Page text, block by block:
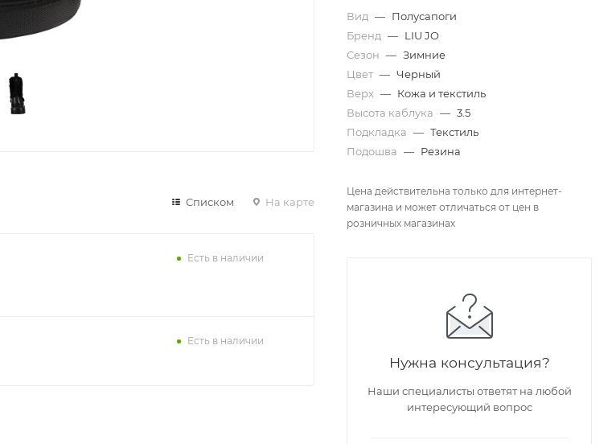
Списком На карте
Есть в наличии
Есть в наличии
Вид — Полусапоги
Бренд — LIU JO
Сезон — Зимние
Цвет — Черный
Верх — Кожа и текстиль
Высота каблука — 3.5
Подкладка — Текстиль
Подошва — Резина
Цена действительна только для интернет-
магазина и может отличаться от цен в
розничных магазинах
Нужна консультация?
Наши специалисты ответят на любой
интересующий вопрос